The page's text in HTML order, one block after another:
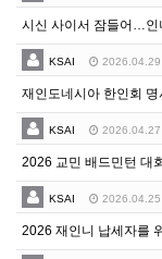
KSAI 2026.04.29
KSAI 2026.04.27
2026 교민 배드민턴 대
KSAI 2026.04.25
2026 재인니 납세자를